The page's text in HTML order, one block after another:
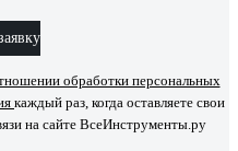
обработки персональных
каждый раз, когда оставляете свои
на сайте ВсеИнструменты.ру